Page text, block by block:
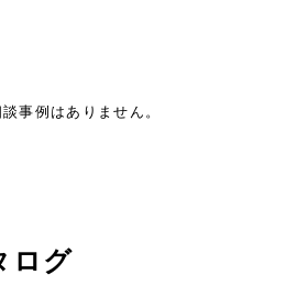
事例はありません。
ログ